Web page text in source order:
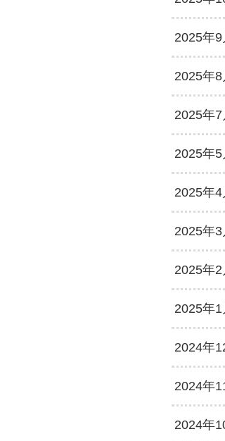
2025年9
2025年8
2025年7
2025年5
2025年4
2025年3
2025年2
2025年1
2024年
2024年
2024年